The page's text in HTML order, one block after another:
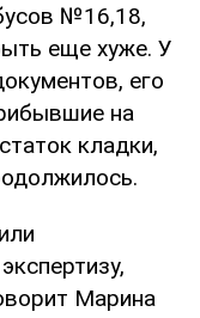
№16,18,
еще хуже. У
его
на
кладки,
Марина